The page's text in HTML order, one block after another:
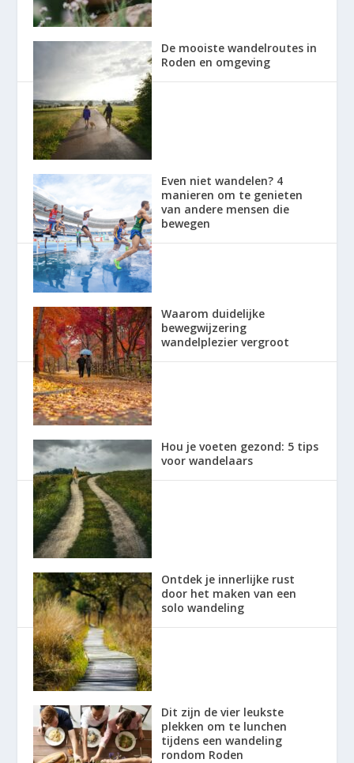
De mooiste wandelroutes in
Roden en omgeving
Even niet wandelen? 4
manieren om te genieten
van andere mensen die
bewegen
Waarom duidelijke
bewegwijzering
wandelplezier vergroot
Hou je voeten gezond: 5 tips
voor wandelaars
Ontdek je innerlijke rust
door het maken van een
solo wandeling
Dit zijn de vier leukste
plekken om te lunchen
tijdens een wandeling
rondom Roden